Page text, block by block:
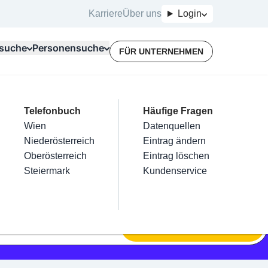
KarriereÜber uns Login
Kategorien
Friseur
Nägel
Haarentfernung
Make-Up
Für Unternehmer
Terminbuchung
Kostenlose Beratung
Top Branchen
Elektriker
Installateure
Maler & Lackierer
Branchen A-Z
Mein Firmeneintrag
Eintrag hinzufügen
Eintrag beanspruchen
Eintrag verwalten
Eintrag bewerben
Personensuche
Telefonbuch
Wien
Niederösterreich
Oberösterreich
Steiermark
Häufige Fragen
Datenquellen
Eintrag ändern
Eintrag löschen
Kundenservice
FÜR UNTERNEHMEN